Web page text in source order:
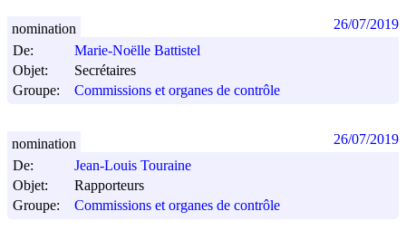
De:
Marie-Noëlle Battistel
Objet:
Secrétaires
Groupe:
Commissions et organes de contrôle
nomination 26/07/2019
De:
Jean-Louis Touraine
Objet:
Rapporteurs
Groupe:
Commissions et organes de contrôle
nomination 26/07/2019